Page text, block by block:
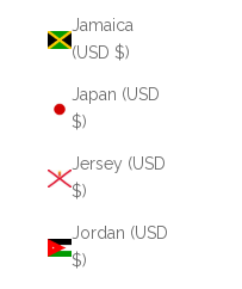
Jamaica
(USD $)
Japan (USD
$)
Jersey (USD
$)
Jordan (USD
$)